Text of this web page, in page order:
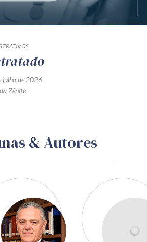
julho de 2026
Zênite
& Autores